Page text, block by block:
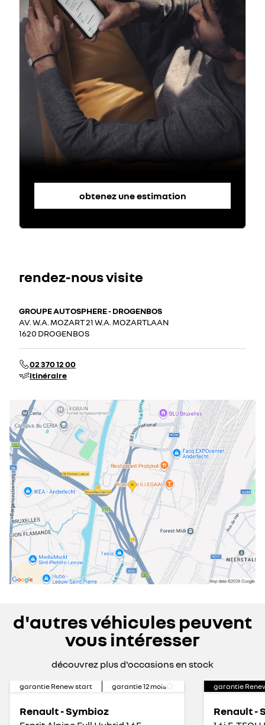
obtenez une estimation
rendez-nous visite
GROUPE AUTOSPHERE - DROGENBOS
AV. W.A. MOZART 21 W.A. MOZARTLAAN
1620 DROGENBOS
02 370 12 00
itinéraire
d'autres véhicules peuvent
vous intéresser
découvrez plus d'occasions en stock
garantie Renew start garantie12 mois
Renault - Symbioz
garantie
Renault -